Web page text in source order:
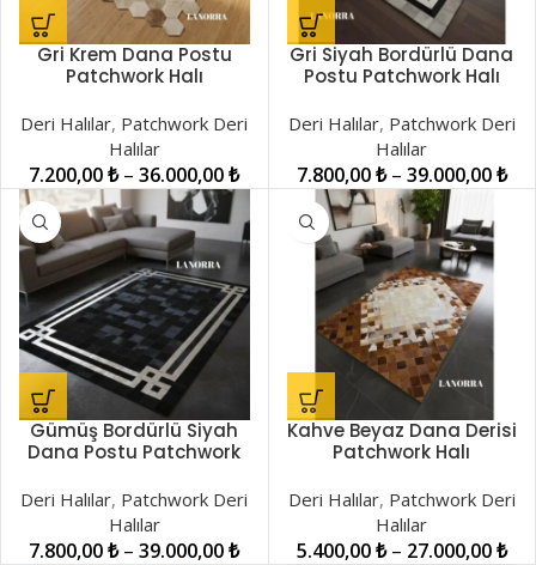
Gri Krem Dana Postu
Patchwork Halı
Deri Halılar, Patchwork Deri
Halılar
7.200,00₺ –36.000,00₺
Gri Siyah Bordürlü Dana
Postu Patchwork Halı
Deri Halılar, Patchwork Deri
Halılar
7.800,00₺ – 39.000,00₺
Gümüş Bordürlü Siyah
Dana Postu Patchwork
Deri Halılar, Patchwork Deri
Halılar
7.800,00₺ –39.000,00₺
Kahve Beyaz Dana Derisi
Patchwork Halı
Deri Halılar, Patchwork Deri
Halılar
5.400,00₺ – 27.000,00₺